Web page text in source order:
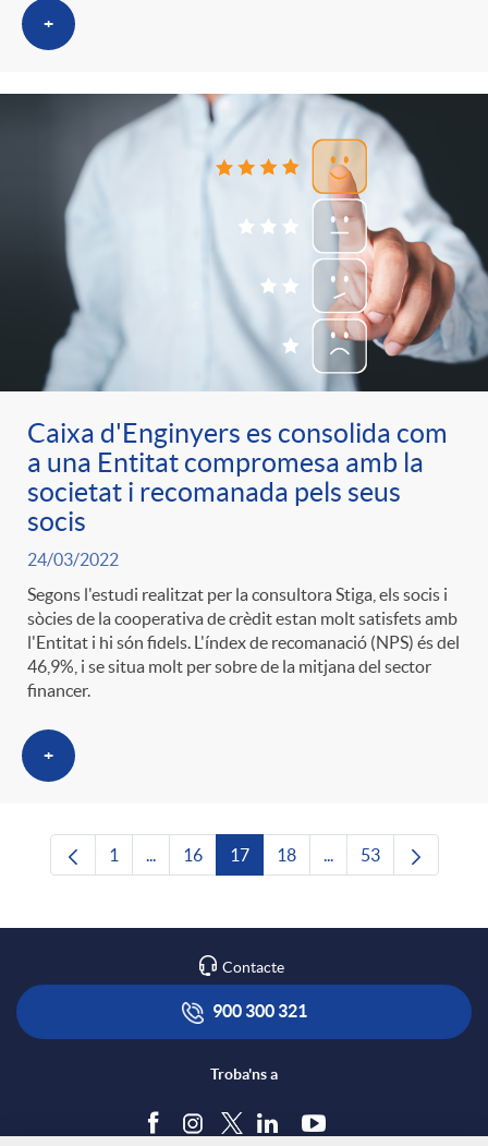
+
Caixa d'Enginyers es consolida com
a una Entitat compromesa amb la
societat i recomanada pels seus
socis
24/03/2022
Segons l'estudi realitzat per la consultora Stiga, els socis i
sòcies de la cooperativa de crèdit estan molt satisfets amb
l'Entitat i hi són fidels. L'índex de recomanació (NPS) és del
46,9%, i se situa molt per sobre de la mitjana del sector
financer.
+
Pàgina
1 ...Pàgines intermèdies Utilitzeu TAB per
Pàgina
16 Pàgina
17 Pàgina
18 ...Pàgines intermèdies
Pàgina
53
Contacte
900 300 321
Troba'ns a